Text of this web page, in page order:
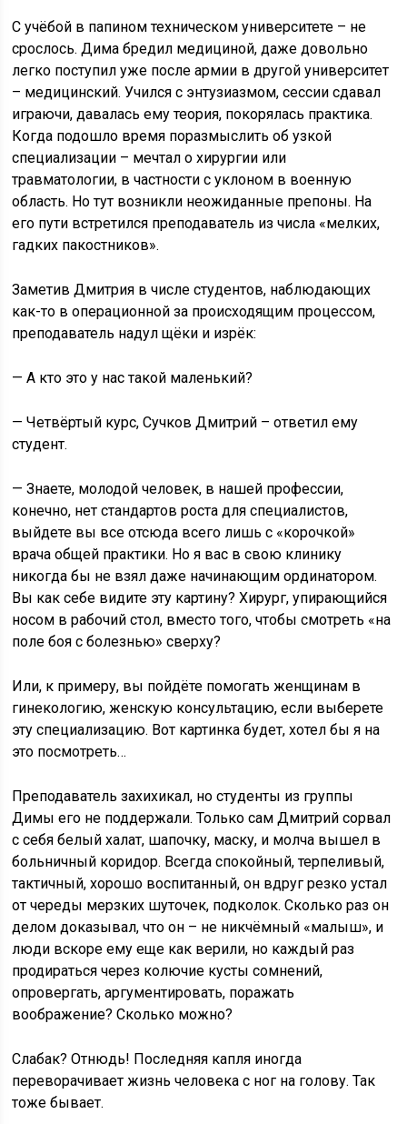
С учёбой в папином техническом университете – не
срослось. Дима бредил медициной, даже довольно
легко поступил уже после армии в другой университет
– медицинский. Учился с энтузиазмом, сессии сдавал
играючи, давалась ему теория, покорялась практика.
Когда подошло время поразмыслить об узкой
специализации – мечтал о хирургии или
травматологии, в частности с уклоном в военную
область. Но тут возникли неожиданные препоны. На
его пути встретился преподаватель из числа «мелких,
гадких пакостников».
Заметив Дмитрия в числе студентов, наблюдающих
как-то в операционной за происходящим процессом,
преподаватель надул щёки и изрёк:
— А кто это у нас такой маленький?
— Четвёртый курс, Сучков Дмитрий – ответил ему
студент.
— Знаете, молодой человек, в нашей профессии,
конечно, нет стандартов роста для специалистов,
выйдете вы все отсюда всего лишь с «корочкой»
врача общей практики. Но я вас в свою клинику
никогда бы не взял даже начинающим ординатором.
Вы как себе видите эту картину? Хирург, упирающийся
носом в рабочий стол, вместо того, чтобы смотреть «на
поле боя с болезнью» сверху?
Или, к примеру, вы пойдёте помогать женщинам в
гинекологию, женскую консультацию, если выберете
эту специализацию. Вот картинка будет, хотел бы я на
это посмотреть…
Преподаватель захихикал, но студенты из группы
Димы его не поддержали. Только сам Дмитрий сорвал
с себя белый халат, шапочку, маску, и молча вышел в
больничный коридор. Всегда спокойный, терпеливый,
тактичный, хорошо воспитанный, он вдруг резко устал
от череды мерзких шуточек, подколок. Сколько раз он
делом доказывал, что он – не никчёмный «малыш», и
люди вскоре ему еще как верили, но каждый раз
продираться через колючие кусты сомнений,
опровергать, аргументировать, поражать
воображение? Сколько можно?
Слабак? Отнюдь! Последняя капля иногда
переворачивает жизнь человека с ног на голову. Так
тоже бывает.